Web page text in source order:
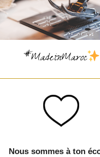
#MadeinMaroc
Nous sommes à ton